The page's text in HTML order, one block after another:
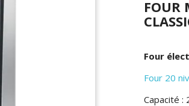
FOUR
Four
Four 20
Capacité :